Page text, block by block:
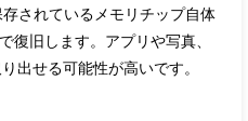
されているメモリチップ自体
復旧します。アプリや写真、
出せる可能性が高いです。